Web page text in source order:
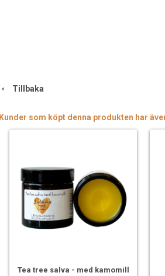
Tillbaka
Kunder som köpt denna produkten har
Tea tree salva - med kamomill